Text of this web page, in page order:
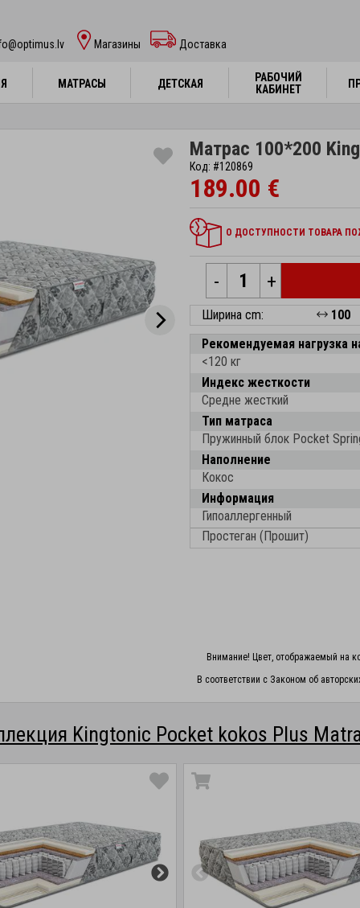
Mагазины Доставка
МАТРАСЫ ДЕТСКАЯ
РАБОЧИЙ
КАБИНЕТ
МАТРАСЫ ДЕТСКАЯ
РАБОЧИЙ
КАБИНЕТ
Матрас 100*200
Код: #120869
189.00 €
О ДОСТУПНОСТИ ТОВАРА
- +
Ширина cm:
100
Рекомендуемая нагрузка
<120 кг
Индекс жесткости
Средне жесткий
Тип матраса
Пружинный блок Pocket
Наполнение
Кокос
Информация
Гипоаллергенный
Простеган (Прошит)
Внимание! Цвет, отображаемый на
В соответствии с Законом об
Kingtonic Pocket kokos Plus